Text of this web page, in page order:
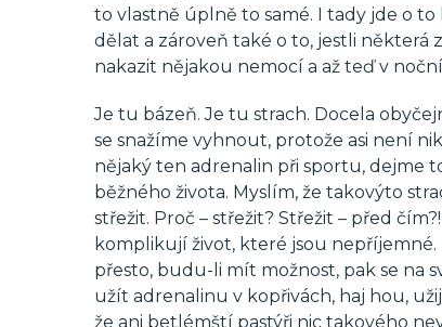
to vlastně úplně to samé. I tady jde o
dělat a zároveň také o to, jestli některá
nakazit nějakou nemocí a až teď v
Je tu bázeň. Je tu strach. Docela
se snažíme vyhnout, protože asi není
nějaký ten adrenalin při sportu, dejme
běžného života. Myslím, že takovýto
střežit. Proč – střežit? Střežit – před
komplikují život, které jsou nepříjemné.
přesto, budu-li mít možnost, pak se na
užít adrenalinu v kopřivách, haj hou,
že ani betlémští pastýři nic takového